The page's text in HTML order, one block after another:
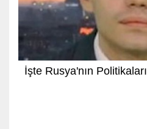
İşte Rusya'nın Politikaları